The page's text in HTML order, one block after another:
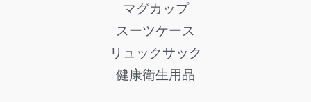
マグカップ
スーツケース
リュックサック
健康衛生用品